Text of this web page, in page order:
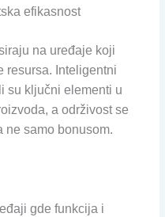
efikasnost
na uređaje koji
resursa. Inteligentni
su ključni elementi u
a održivost se
ne samo bonusom.
gde funkcija i